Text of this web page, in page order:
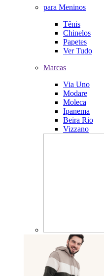
para Meninos
Tênis
Chinelos
Papetes
Ver Tudo
Marcas
Via Uno
Modare
Moleca
Ipanema
Beira Rio
Vizzano